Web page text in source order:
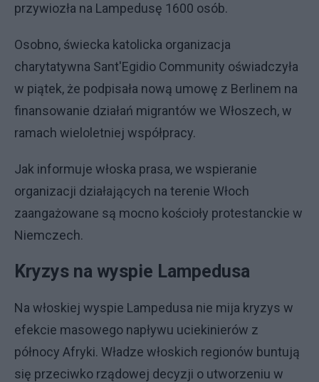
przywiozła na Lampedusę 1600 osób.
Osobno, świecka katolicka organizacja
charytatywna Sant'Egidio Community oświadczyła
w piątek, że podpisała nową umowę z Berlinem na
finansowanie działań migrantów we Włoszech, w
ramach wieloletniej współpracy.
Jak informuje włoska prasa, we wspieranie
organizacji działających na terenie Włoch
zaangażowane są mocno kościoły protestanckie w
Niemczech.
Kryzys na wyspie Lampedusa
Na włoskiej wyspie Lampedusa nie mija kryzys w
efekcie masowego napływu uciekinierów z
północy Afryki. Władze włoskich regionów buntują
się przeciwko rządowej decyzji o utworzeniu w